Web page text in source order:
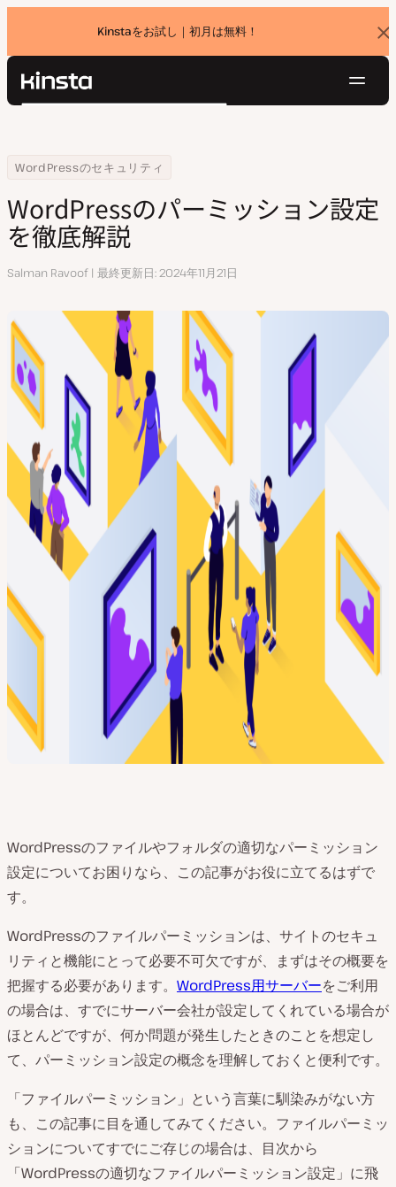
Kinstaをお試し｜初月は無料！
バ
ナ
Kinsta®
ョ
価格設定
お問い合わせ
検
Home
リソースセンター
WordPressのセキュリティ
WordPressのパーミッション設定を徹底解説
WordPressのパーミッション設定
を徹底解説
執
Salman Ravoof 最終更新日 2024年11月21日
WordPressのファイルやフォルダの適切なパーミッション
設定についてお困りなら、この記事がお役に立てるはずで
す。
WordPressのファイルパーミッションは、サイトのセキュ
リティと機能にとって必要不可欠ですが、まずはその概要を
把握する必要があります。 WordPress用サーバーをご利用
の場合は、すでにサーバー会社が設定してくれている場合が
ほとんどですが、何か問題が発生したときのことを想定し
て、パーミッション設定の概念を理解しておくと便利です。
「ファイルパーミッション」という言葉に馴染みがない方
も、この記事に目を通してみてください。ファイルパーミッ
ションについてすでにご存じの場合は、目次から
「WordPressの適切なファイルパーミッション設定」に飛